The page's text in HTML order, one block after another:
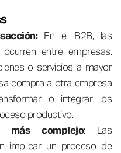
En el B2B, las
entre empresas.
o servicios a mayor
compra a otra empresa
o integrar los
productivo.
más complejo: Las
implicar un proceso de